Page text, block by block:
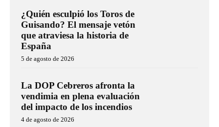
¿Quién esculpió los Toros de
Guisando? El mensaje vetón
que atraviesa la historia de
España
5 de agosto de 2026
La DOP Cebreros afronta la
vendimia en plena evaluación
del impacto de los incendios
4 de agosto de 2026